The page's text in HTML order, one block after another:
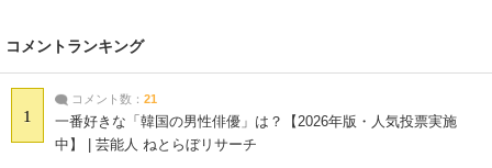
コメントランキング
1
コメント数： 21
一番好きな「韓国の男性俳優」は？【2026年版・人気投票実施
中】 | 芸能人 ねとらぼリサーチ